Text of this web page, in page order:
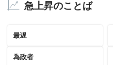
急上昇のことば
最遅
為政者